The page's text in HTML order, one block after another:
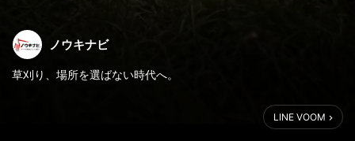
ノウキナビ
草刈り、場所を選ばない時代へ。
スイッチひとつで対応できる草刈機が登場しました。
LINE VOOM